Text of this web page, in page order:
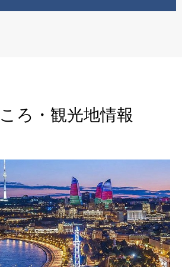
ろ・観光地情報